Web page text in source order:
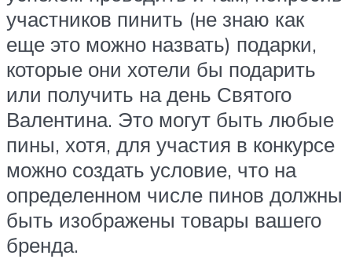
участников пинить (не знаю как
еще это можно назвать) подарки,
которые они хотели бы подарить
или получить на день Святого
Валентина. Это могут быть любые
пины, хотя, для участия в конкурсе
можно создать условие, что на
определенном числе пинов должны
быть изображены товары вашего
бренда.